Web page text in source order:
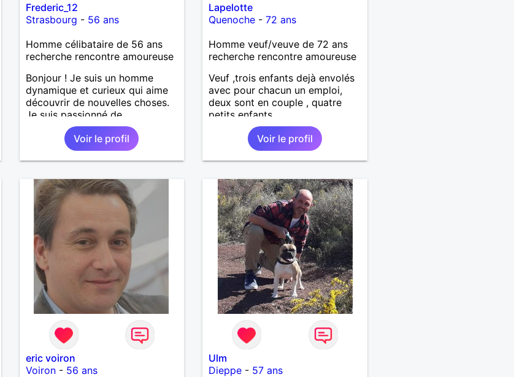
Frederic_12
Strasbourg - 56 ans
Homme célibataire de 56 ans
recherche rencontre amoureuse
Bonjour ! Je suis un homme
dynamique et curieux qui aime
découvrir de nouvelles choses.
Je suis passionné de
sport,musique douce,ballade et
autres J'adore passer du temps
avec mes proches et partager
des moments inoubliables.
Voir le profil
Lapelotte
Quenoche -72 ans
Homme veuf/veuve de 72 ans
recherche rencontre amoureuse
Veuf ,trois enfants dejà envolés
avec pour chacun un emploi,
deux sont en couple , quatre
petits enfants.
Voir le profil
eric voiron
Voiron- 56 ans
Ulm
Dieppe - 57 ans